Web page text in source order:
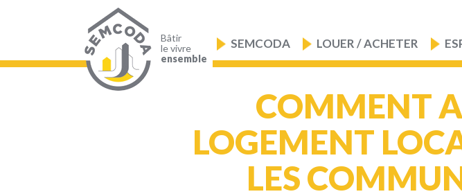
Bâtir
le vivre
ensemble
principale
SEMCODA LOUER / ACHETER
COMMENT
LOGEMENT
LES